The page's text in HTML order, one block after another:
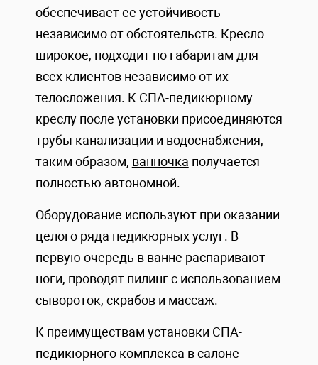
обеспечивает ее устойчивость
независимо от обстоятельств. Кресло
широкое, подходит по габаритам для
всех клиентов независимо от их
телосложения. К СПА-педикюрному
креслу после установки присоединяются
трубы канализации и водоснабжения,
таким образом, ванночка получается
полностью автономной.
Оборудование используют при оказании
целого ряда педикюрных услуг. В
первую очередь в ванне распаривают
ноги, проводят пилинг с использованием
сывороток, скрабов и массаж.
К преимуществам установки СПА-
педикюрного комплекса в салоне